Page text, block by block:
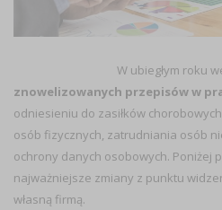
W ubiegłym roku
znowelizowanych przepisów w
odniesieniu do zasiłków
osób fizycznych, zatrudniania osób
ochrony danych osobowych. Poniżej
najważniejsze zmiany z punktu
własną firmą.